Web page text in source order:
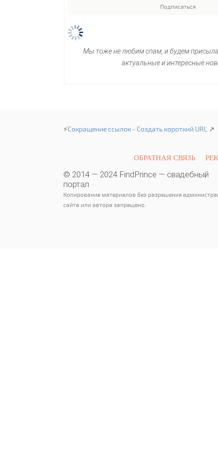
Мы тоже не любим спам, и будем
актуальные и интересные
⚡Сокращение ссылок - Создать короткий URL ↗
ОБРАТНАЯ СВЯЗЬ
© 2014 — 2024 FindPrince — свадебный
портал
Копирование материалов без разрешения
сайта или автора запрещено.